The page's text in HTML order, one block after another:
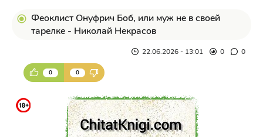
Феоклист Онуфрич Боб, или муж не в своей
тарелке - Николай Некрасов
22.06.2026 - 13:01 0 0
0 0